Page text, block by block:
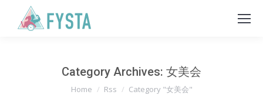
Category Archives: 女美会
You are here:
Home Rss Category "女美会"